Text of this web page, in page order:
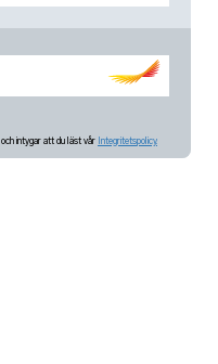
och intygar att du läst vår Integritetspolicy.